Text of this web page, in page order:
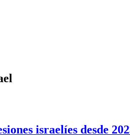
israelíes desde